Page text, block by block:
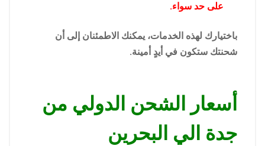
على حد سواء.
باختيارك لهذه الخدمات، يمكنك الاطمئنان إلى أن
شحنتك ستكون في أيدٍ أمينة.
أسعار الشحن الدولي من
جدة الي البحرين